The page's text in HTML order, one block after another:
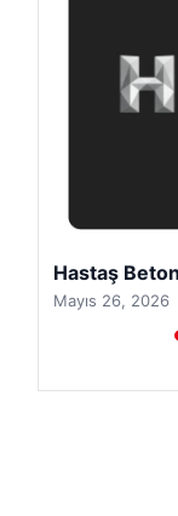
Prenses
Nisan 29, 2026